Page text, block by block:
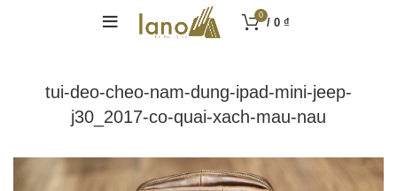
0
/ 0 ₫
tui-deo-cheo-nam-dung-ipad-mini-jeep-
j30_2017-co-quai-xach-mau-nau